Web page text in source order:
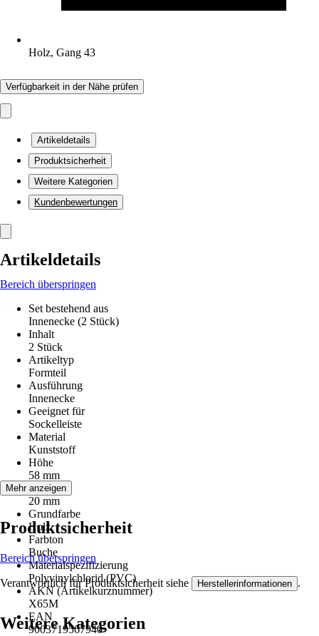
Holz, Gang 43
Verfügbarkeit in der Nähe prüfen
Artikeldetails
Produktsicherheit
Weitere Kategorien
Kundenbewertungen
Artikeldetails
Bereich überspringen
Set bestehend aus
Innenecke (2 Stück)
Inhalt
2 Stück
Artikeltyp
Formteil
Ausführung
Innenecke
Geeignet für
Sockelleiste
Material
Kunststoff
Höhe
58 mm
Stärke
20 mm
Grundfarbe
Holz
Farbton
Buche
Materialspezifizierung
Polyvinylchlorid (PVC)
AKN (Artikelkurznummer)
X65M
EAN
9003719567940
Mehr anzeigen
Produktsicherheit
Bereich überspringen
Verantwortlich für Produktsicherheit siehe Herstellerinformationen .
Weitere Kategorien